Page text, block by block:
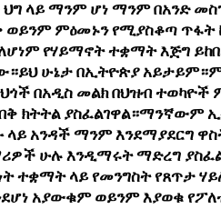
ህግ ላይ ማንም ሆነ ማንም በአንድ
ወይንም ምዕመኑን የሚያስቆጣ ጥፋት
የሃይማኖት ተቋማት እጅግ
ሁኔታ በኢትዮጵያ
በአዲስ መልክ በህዝብ
ክትትል ያስፈልገዋል።ማንኛውም
አንዳች ማንም እንደማያደርግ
ሁሉ እንዲማሩት ማድረግ
ተቋማት ላይ የመንግስት የጸጥታ
አያውቁም ወይንም እያወቁ